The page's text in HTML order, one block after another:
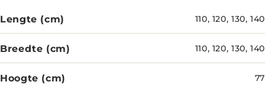
Lengte (cm) 110, 120, 130, 140
Breedte (cm) 110, 120, 130, 140
Hoogte (cm) 77